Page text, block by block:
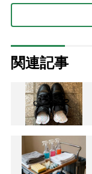
関連記事